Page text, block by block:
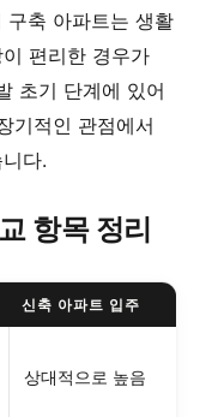
구축 아파트는 생활
편리한 경우가
초기 단계에 있어
기적인 관점에서
다.
항목 정리
신축 아파트 입주
상대적으로 높음